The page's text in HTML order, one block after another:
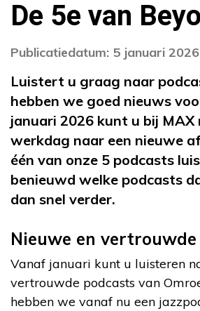
De 5e van
Publicatiedatum: 5 januari 2026
Luistert u graag naar
hebben we goed nieuws
januari 2026 kunt u bij MAX
werkdag naar een nieuwe
één van onze 5 podcasts
benieuwd welke podcasts
dan snel verder.
Nieuwe en
Vanaf januari kunt u luisteren
vertrouwde podcasts van
hebben we vanaf nu een